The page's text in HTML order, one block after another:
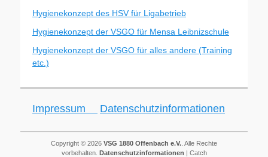
Hygienekonzept des HSV für Ligabetrieb
Hygienekonzept der VSGO für Mensa Leibnizschule
Hygienekonzept der VSGO für alles andere (Training
etc.)
Impressum Datenschutzinformationen
Copyright © 2026 VSG 1880 Offenbach e.V. . Alle Rechte
vorbehalten. Datenschutzinformationen | Catch